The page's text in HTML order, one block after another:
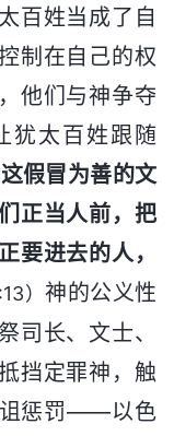
百姓当成了自
制在自己的权
他们与神争夺
犹太百姓跟随
假冒为善的文
正当人前，把
要进去的人，
） 神的公义性
司长、文士、
挡定罪神，触
诅惩罚——以色